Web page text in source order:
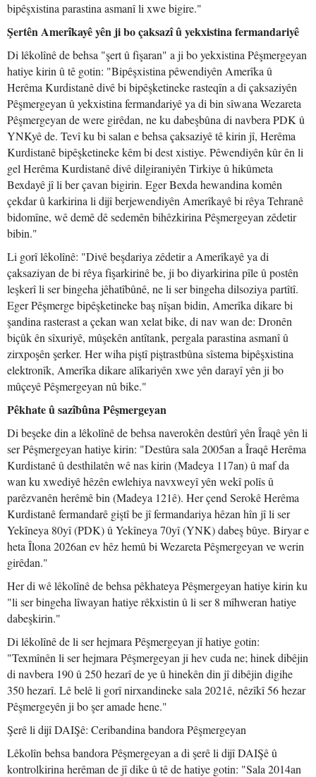
bipêşxistina parastina asmanî li xwe bigire."
Şertên Amerîkayê yên ji bo çaksazî û yekxistina fermandariyê
Di lêkolînê de behsa "şert û fişaran" a ji bo yekxistina Pêşmergeyan
hatiye kirin û tê gotin: "Bipêşxistina pêwendiyên Amerîka û
Herêma Kurdistanê divê bi bipêşketineke rasteqîn a di çaksaziyên
Pêşmergeyan û yekxistina fermandariyê ya di bin sîwana Wezareta
Pêşmergeyan de were girêdan, ne ku dabeşbûna di navbera PDK û
YNKyê de. Tevî ku bi salan e behsa çaksaziyê tê kirin jî, Herêma
Kurdistanê bipêşketineke kêm bi dest xistiye. Pêwendiyên kûr ên li
gel Herêma Kurdistanê divê dilgiraniyên Tirkiye û hikûmeta
Bexdayê jî li ber çavan bigirin. Eger Bexda hewandina komên
çekdar û karkirina li dijî berjewendiyên Amerîkayê bi rêya Tehranê
bidomîne, wê demê dê sedemên bihêzkirina Pêşmergeyan zêdetir
bibin."
Li gorî lêkolînê: "Divê beşdariya zêdetir a Amerîkayê ya di
çaksaziyan de bi rêya fişarkirinê be, ji bo diyarkirina pîle û postên
leşkerî li ser bingeha jêhatîbûnê, ne li ser bingeha dilsoziya partîtî.
Eger Pêşmerge bipêşketineke baş nîşan bidin, Amerîka dikare bi
şandina rasterast a çekan wan xelat bike, di nav wan de: Dronên
biçûk ên sîxuriyê, mûşekên antîtank, pergala parastina asmanî û
zirxpoşên şerker. Her wiha piştî piştrastbûna sîstema bipêşxistina
elektronîk, Amerîka dikare alîkariyên xwe yên darayî yên ji bo
mûçeyê Pêşmergeyan nû bike."
Pêkhate û sazîbûna Pêşmergeyan
Di beşeke din a lêkolînê de behsa naverokên destûrî yên Îraqê yên li
ser Pêşmergeyan hatiye kirin: "Destûra sala 2005an a Îraqê Herêma
Kurdistanê û desthilatên wê nas kirin (Madeya 117an) û maf da
wan ku xwediyê hêzên ewlehiya navxweyî yên wekî polîs û
parêzvanên herêmê bin (Madeya 121ê). Her çend Serokê Herêma
Kurdistanê fermandarê giştî be jî fermandariya hêzan hîn jî li ser
Yekîneya 80yî (PDK) û Yekîneya 70yî (YNK) dabeş bûye. Biryar e
heta Îlona 2026an ev hêz hemû bi Wezareta Pêşmergeyan ve werin
girêdan."
Her di wê lêkolînê de behsa pêkhateya Pêşmergeyan hatiye kirin ku
"li ser bingeha lîwayan hatiye rêkxistin û li ser 8 mîhweran hatiye
dabeşkirin."
Di lêkolînê de li ser hejmara Pêşmergeyan jî hatiye gotin:
"Texmînên li ser hejmara Pêşmergeyan ji hev cuda ne; hinek dibêjin
di navbera 190 û 250 hezarî de ye û hinekên din jî dibêjin digihe
350 hezarî. Lê belê li gorî nirxandineke sala 2021ê, nêzîkî 56 hezar
Pêşmergeyên ji bo şer amade hene."
Şerê li dijî DAIŞê: Ceribandina bandora Pêşmergeyan
Lêkolîn behsa bandora Pêşmergeyan a di şerê li dijî DAIŞê û
kontrolkirina herêman de jî dike û tê de hatiye gotin: "Sala 2014an